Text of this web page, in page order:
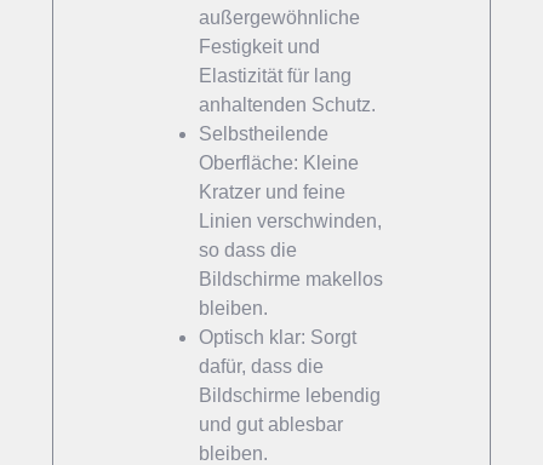
außergewöhnliche
Festigkeit und
Elastizität für lang
anhaltenden Schutz.
Selbstheilende
Oberfläche: Kleine
Kratzer und feine
Linien verschwinden,
so dass die
Bildschirme makellos
bleiben.
Optisch klar: Sorgt
dafür, dass die
Bildschirme lebendig
und gut ablesbar
bleiben.